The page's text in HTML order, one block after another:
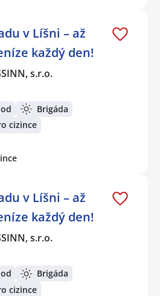
v Líšni – až
každý den!
s.r.o.
Brigáda
cizince
v Líšni – až
každý den!
s.r.o.
Brigáda
cizince